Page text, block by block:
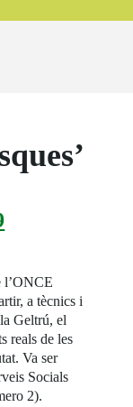
l’ONCE
a tècnics i
Geltrú, el
reals de les
Va ser
Socials
2).